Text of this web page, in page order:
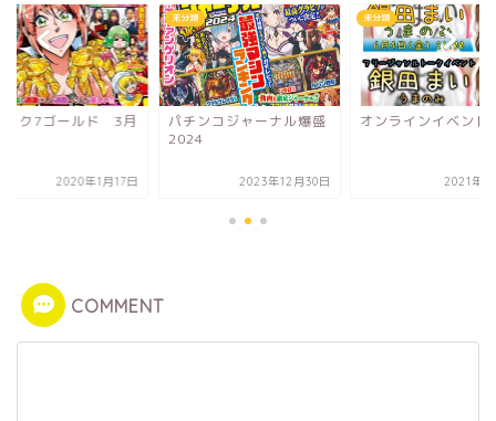
ック7ゴールド 3月
2020年1月17日
未分類
パチンコジャーナル爆盛
2024
2023年12月30日
未分類
オンラインイベント
2021年6
COMMENT